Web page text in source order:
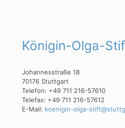
Königin-Olga-
Johannesstraße 18
70176 Stuttgart
Telefon: +49 711 216-57610
Telefax: +49 711 216-57612
E-Mail: koenigin-olga-